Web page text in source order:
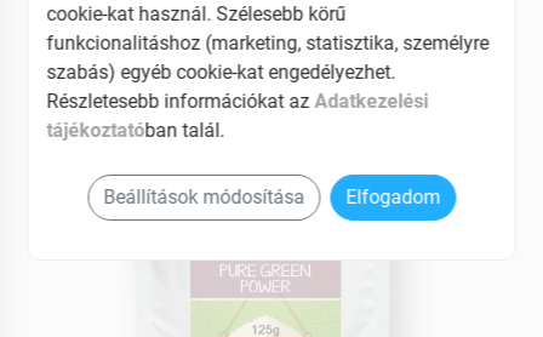
cookie-kat használ. Szélesebb körű
funkcionalitáshoz (marketing, statisztika, személyre
szabás) egyéb cookie-kat engedélyezhet.
Részletesebb információkat azAdatkezelési
tájékoztatóban talál.
Beállítások módosítása Elfogadom